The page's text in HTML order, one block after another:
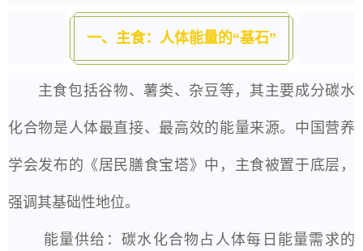
一、主食：人体能量的“基石”
主食包括谷物、薯类、杂豆等，其主要成分碳水
化合物是人体最直接、最高效的能量来源。中国营养
学会发布的《居民膳食宝塔》中，主食被置于底层，
强调其基础性地位。
能量供给：碳水化合物占人体每日能量需求的